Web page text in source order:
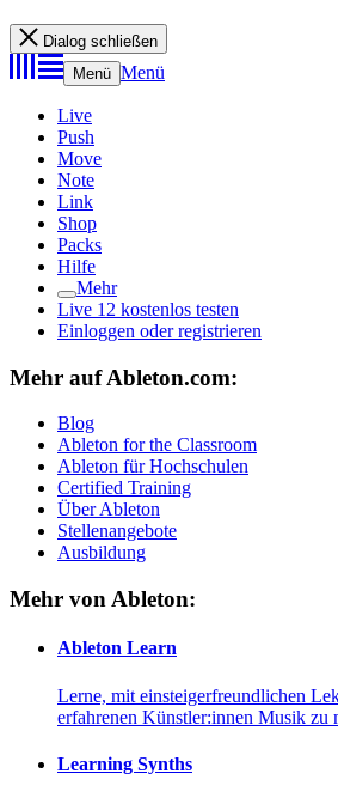
Dialog schließen
Menü Menü
Live
Push
Move
Note
Link
Shop
Packs
Hilfe
Mehr
Live 12 kostenlos testen
Einloggen oder registrieren
Mehr auf Ableton.com:
Blog
Ableton for the Classroom
Ableton für Hochschulen
Certified Training
Über Ableton
Stellenangebote
Ausbildung
Mehr von Ableton:
Ableton Learn
Lerne, mit einsteigerfreundlichen
erfahrenen Künstler:innen Musik zu
Learning Synths